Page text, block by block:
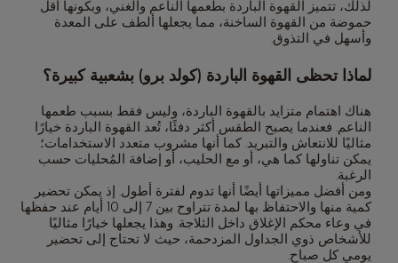
لذلك، تتميز القهوة الباردة بطعمها الناعم والغني، وبكونها أقل
حموضة من القهوة الساخنة، مما يجعلها ألطف على المعدة
وأسهل في التذوق.
لماذا تحظى القهوة الباردة (كولد برو) بشعبية كبيرة؟
هناك اهتمام متزايد بالقهوة الباردة، وليس فقط بسبب طعمها
الناعم. فعندما يصبح الطقس أكثر دفئًا، تُعد القهوة الباردة خيارًا
مثاليًا للانتعاش والتبريد. كما أنها مشروب متعدد الاستخدامات؛
يمكن تناولها كما هي، أو مع الحليب، أو إضافة المُحليات حسب
الرغبة.
ومن أفضل مميزاتها أيضًا أنها تدوم لفترة أطول. إذ يمكن تحضير
كمية منها والاحتفاظ بها لمدة تتراوح بين 7 إلى 10 أيام عند حفظها
في وعاء محكم الإغلاق داخل الثلاجة. وهذا يجعلها خيارًا مثاليًا
للأشخاص ذوي الجداول المزدحمة، حيث لا تحتاج إلى تحضير
يومي كل صباح.